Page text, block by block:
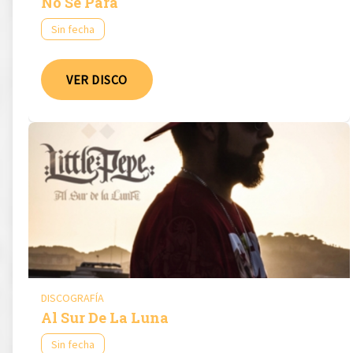
Sin fecha
VER DISCO
DISCOGRAFÍA
Al Sur De La Luna
Sin fecha